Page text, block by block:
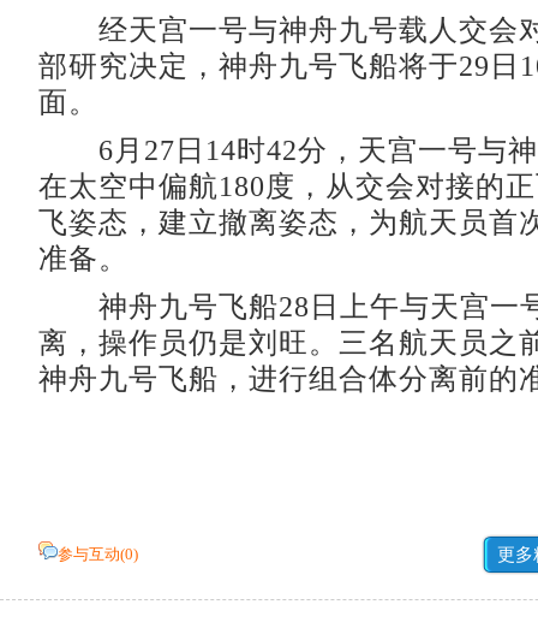
经天宫一号与神舟九号载人交会
部研究决定，神舟九号飞船将于29日
面。
6月27日14时42分，天宫一号与神
在太空中偏航180度，从交会对接的
飞姿态，建立撤离姿态，为航天员首
准备。
神舟九号飞船28日上午与天宫一
离，操作员仍是刘旺。三名航天员之
神舟九号飞船，进行组合体分离前的
参与互动(0) 更多